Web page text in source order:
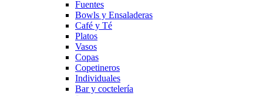
Fuentes
Bowls y Ensaladeras
Café y Té
Platos
Vasos
Copas
Copetineros
Individuales
Bar y coctelería